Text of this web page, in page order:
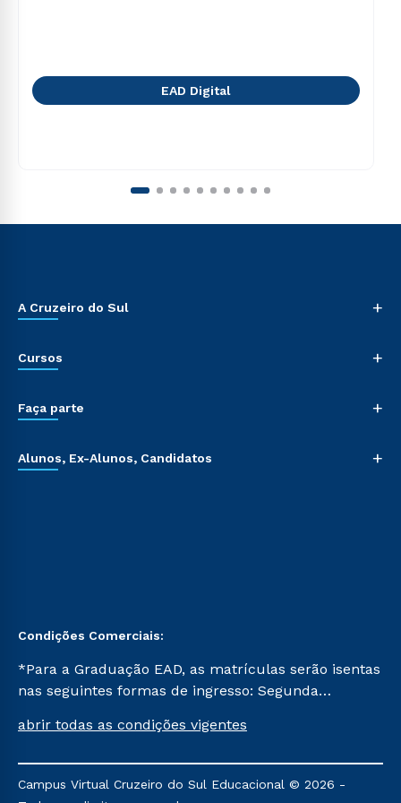
EAD Digital
A Cruzeiro do Sul +
Cursos +
Faça parte +
Alunos, Ex-Alunos, Candidatos +
Condições Comerciais:
*Para a Graduação EAD, as matrículas serão isentas
nas seguintes formas de ingresso: Segunda
Já para as demais, a taxa de matrícula será de R$
mencionadas são referentes aos cursos: Ensino
Religioso, Geografia para a Docência e Metodologia
abrir todas as condições vigentes
Campus Virtual Cruzeiro do Sul Educacional © 2026 -